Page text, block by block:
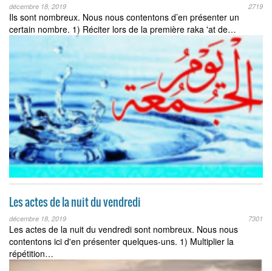
décembre 18, 2019 2719
Ils sont nombreux. Nous nous contentons d’en présenter un
certain nombre. 1) Réciter lors de la première raka 'at de…
Les actes de la nuit du vendredi
décembre 18, 2019 7301
Les actes de la nuit du vendredi sont nombreux. Nous nous
contentons ici d'en présenter quelques-uns. 1) Multiplier la
répétition…